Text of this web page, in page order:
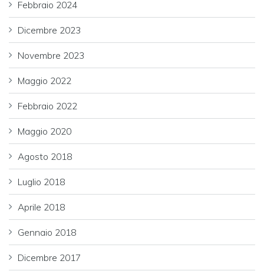
Febbraio 2024
Dicembre 2023
Novembre 2023
Maggio 2022
Febbraio 2022
Maggio 2020
Agosto 2018
Luglio 2018
Aprile 2018
Gennaio 2018
Dicembre 2017